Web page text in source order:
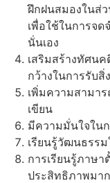
ฝึกฝนสมองในส่
เพื่อใช้ในการจ
นั่นเอง
เสริมสร้างทัศน
กว้างในการรับสิ่
เพิ่มความสามา
เขียน
มีความมั่นใจใน
เรียนรู้วัฒนธรร
การเรียนรู้ภาษ
ประสิทธิภาพมา